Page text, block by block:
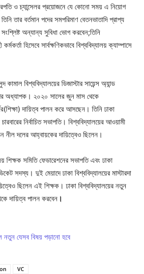
ও চ্যান্সেলর প্রয়োজনে যে কোনো সময় এ নিয়োগ
তার বর্তমান পদের সমপরিমাণ বেতনভাতাদি প্রাপ্য
অন্যান্য সুবিধা ভোগ করবেন;তিনি
কর্মকর্তা হিসেবে সার্বক্ষণিকভাবে বিশ্ববিদ্যালয় ক্যাম্পাসে
বিশ্ববিদ্যালয়ের ডিজাস্টার সায়েন্স অ্যান্ড
অধ্যাপক। ২০২০ সালের জুন মাস থেকে
দায়িত্ব পালন করে আসছেন। তিনি ঢাকা
নির্বাচিত সভাপতি। বিশ্ববিদ্যালয়ের আওয়ামী
নীল দলের আহ্বায়কের দায়িত্বেও ছিলেন।
শিক্ষক সমিতি ফেডারেশনের সভাপতি এবং ঢাকা
সদস্য। দুই মেয়াদে ঢাকা বিশ্ববিদ্যালয়ের মাস্টারদা
ছিলেন এই শিক্ষক। ঢাকা বিশ্ববিদ্যালয়ের নতুন
দায়িত্ব পালন করবেন ।
নতুন যেসব বিষয় পড়ানো হবে
VC